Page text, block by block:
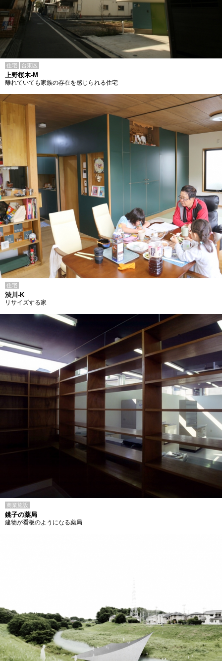
住宅 台東区
上野桜木-M
離れていても家族の存在を感じられる住宅
住宅
渋川-K
リサイズする家
商業施設
銚子の薬局
建物が看板のようになる薬局